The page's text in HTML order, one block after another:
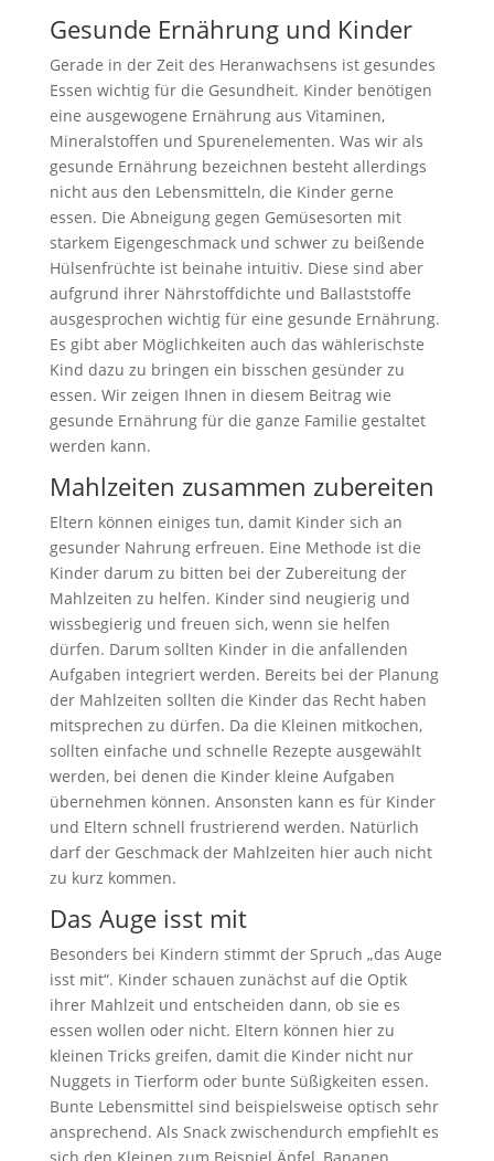
Gesunde Ernährung und Kinder
Gerade in der Zeit des Heranwachsens ist gesundes
Essen wichtig für die Gesundheit. Kinder benötigen
eine ausgewogene Ernährung aus Vitaminen,
Mineralstoffen und Spurenelementen. Was wir als
gesunde Ernährung bezeichnen besteht allerdings
nicht aus den Lebensmitteln, die Kinder gerne
essen. Die Abneigung gegen Gemüsesorten mit
starkem Eigengeschmack und schwer zu beißende
Hülsenfrüchte ist beinahe intuitiv. Diese sind aber
aufgrund ihrer Nährstoffdichte und Ballaststoffe
ausgesprochen wichtig für eine gesunde Ernährung.
Es gibt aber Möglichkeiten auch das wählerischste
Kind dazu zu bringen ein bisschen gesünder zu
essen. Wir zeigen Ihnen in diesem Beitrag wie
gesunde Ernährung für die ganze Familie gestaltet
werden kann.
Mahlzeiten zusammen zubereiten
Eltern können einiges tun, damit Kinder sich an
gesunder Nahrung erfreuen. Eine Methode ist die
Kinder darum zu bitten bei der Zubereitung der
Mahlzeiten zu helfen. Kinder sind neugierig und
wissbegierig und freuen sich, wenn sie helfen
dürfen. Darum sollten Kinder in die anfallenden
Aufgaben integriert werden. Bereits bei der Planung
der Mahlzeiten sollten die Kinder das Recht haben
mitsprechen zu dürfen. Da die Kleinen mitkochen,
sollten einfache und schnelle Rezepte ausgewählt
werden, bei denen die Kinder kleine Aufgaben
übernehmen können. Ansonsten kann es für Kinder
und Eltern schnell frustrierend werden. Natürlich
darf der Geschmack der Mahlzeiten hier auch nicht
zu kurz kommen.
Das Auge isst mit
Besonders bei Kindern stimmt der Spruch „das Auge
isst mit“. Kinder schauen zunächst auf die Optik
ihrer Mahlzeit und entscheiden dann, ob sie es
essen wollen oder nicht. Eltern können hier zu
kleinen Tricks greifen, damit die Kinder nicht nur
Nuggets in Tierform oder bunte Süßigkeiten essen.
Bunte Lebensmittel sind beispielsweise optisch sehr
ansprechend. Als Snack zwischendurch empfiehlt es
sich den Kleinen zum Beispiel Äpfel, Bananen,